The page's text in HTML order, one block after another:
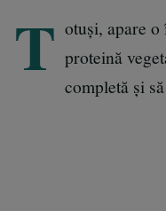
T otuși, apare
proteină
completă și